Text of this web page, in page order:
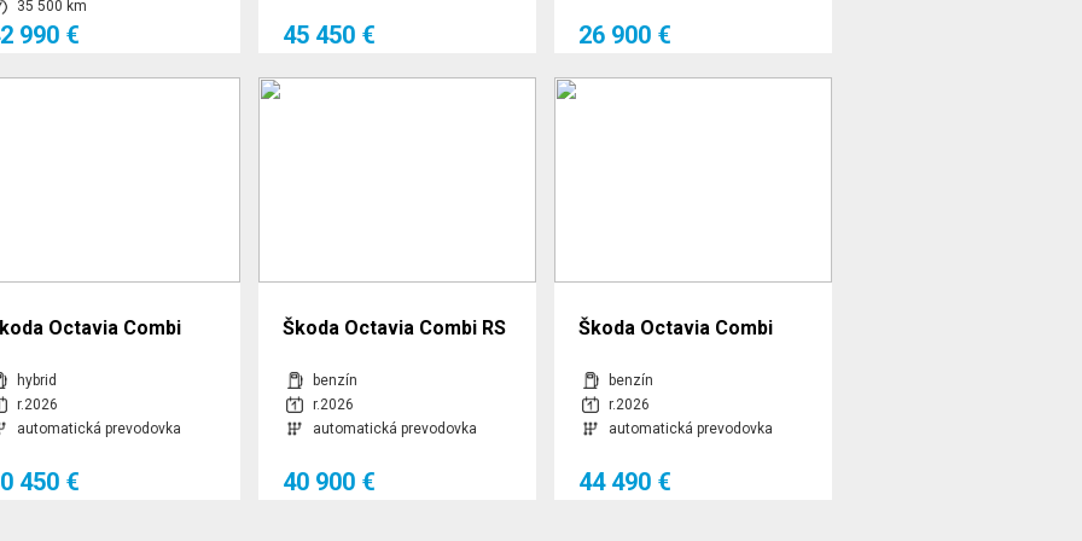
35 500 km
990 € 45 450 € 26 900 €
Octavia Combi
kW 7-stup.
hybrid
r.2026
automatická prevodovka
450 €
Škoda Octavia Combi RS
automat.
benzín
r.2026
automatická prevodovka
40 900 €
Škoda Octavia Combi
kW 7-stup. automat. 4x4
benzín
r.2026
automatická prevodovka
44 490 €